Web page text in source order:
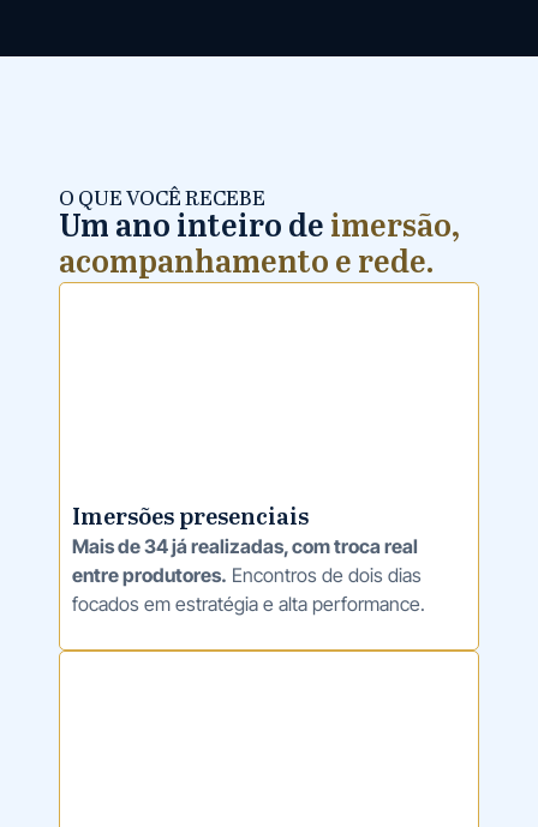
O QUE VOCÊ RECEBE
Um ano inteiro de imersão,
acompanhamento e rede.
Imersões presenciais
Mais de 34 já realizadas, com troca real
entre produtores. Encontros de dois dias
focados em estratégia e alta performance.